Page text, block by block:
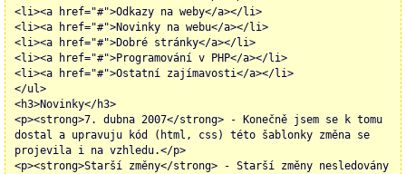
<li><a href="#">Odkazy na weby</a></li>
<li><a href="#">Novinky na webu</a></li>
<li><a href="#">Dobré stránky</a></li>
<li><a href="#">Programování v PHP</a></li>
<li><a href="#">Ostatní zajímavosti</a></li>
</ul>
<h3>Novinky</h3>
<p><strong>7. dubna 2007</strong> - Konečně jsem se k tomu
dostal a upravuju kód (html, css) této šablonky změna se
projevila i na vzhledu.</p>
<p><strong>Starší změny</strong> - Starší změny nesledovány